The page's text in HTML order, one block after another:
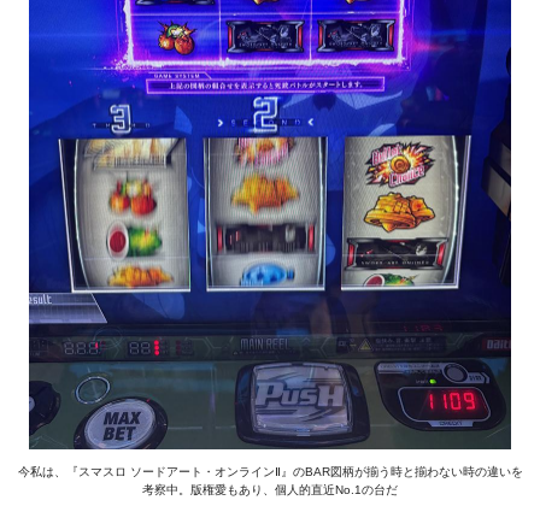
今私は、『スマスロ ソードアート・オンラインⅡ』のBAR図柄が揃う時と揃わない時の違いを
考察中。版権愛もあり、個人的直近No.1の台だ